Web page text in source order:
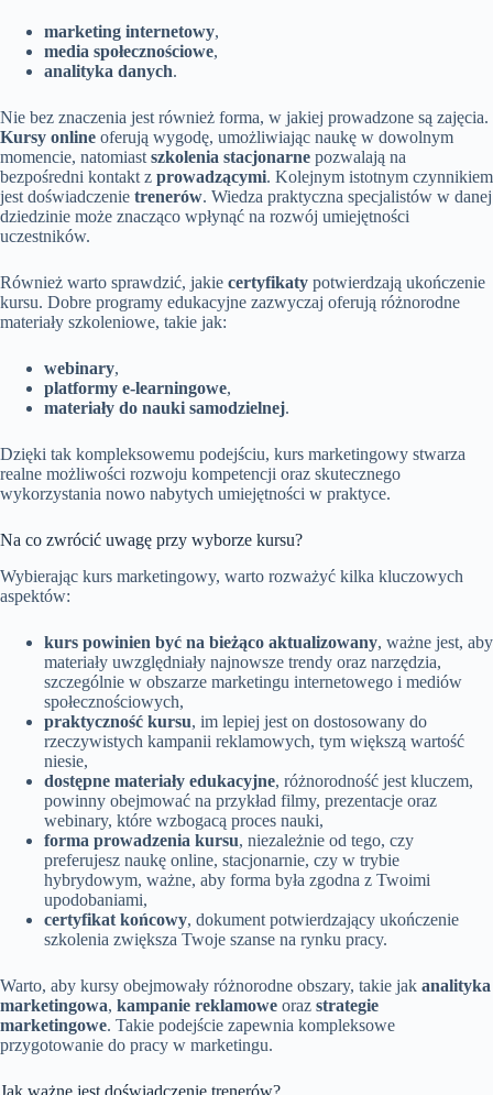
marketing internetowy,
media społecznościowe,
analityka danych.
Nie bez znaczenia jest również forma, w jakiej prowadzone są zajęcia.
Kursy online oferują wygodę, umożliwiając naukę w dowolnym
momencie, natomiast szkolenia stacjonarne pozwalają na
bezpośredni kontakt z prowadzącymi. Kolejnym istotnym czynnikiem
jest doświadczenie trenerów. Wiedza praktyczna specjalistów w danej
dziedzinie może znacząco wpłynąć na rozwój umiejętności
uczestników.
Również warto sprawdzić, jakie certyfikaty potwierdzają ukończenie
kursu. Dobre programy edukacyjne zazwyczaj oferują różnorodne
materiały szkoleniowe, takie jak:
webinary,
platformy e-learningowe,
materiały do nauki samodzielnej.
Dzięki tak kompleksowemu podejściu, kurs marketingowy stwarza
realne możliwości rozwoju kompetencji oraz skutecznego
wykorzystania nowo nabytych umiejętności w praktyce.
Na co zwrócić uwagę przy wyborze kursu?
Wybierając kurs marketingowy, warto rozważyć kilka kluczowych
aspektów:
kurs powinien być na bieżąco aktualizowany, ważne jest, aby
materiały uwzględniały najnowsze trendy oraz narzędzia,
szczególnie w obszarze marketingu internetowego i mediów
społecznościowych,
praktyczność kursu, im lepiej jest on dostosowany do
rzeczywistych kampanii reklamowych, tym większą wartość
niesie,
dostępne materiały edukacyjne, różnorodność jest kluczem,
powinny obejmować na przykład filmy, prezentacje oraz
webinary, które wzbogacą proces nauki,
forma prowadzenia kursu, niezależnie od tego, czy
preferujesz naukę online, stacjonarnie, czy w trybie
hybrydowym, ważne, aby forma była zgodna z Twoimi
upodobaniami,
certyfikat końcowy, dokument potwierdzający ukończenie
szkolenia zwiększa Twoje szanse na rynku pracy.
Warto, aby kursy obejmowały różnorodne obszary, takie jak analityka
marketingowa, kampanie reklamowe oraz strategie
marketingowe. Takie podejście zapewnia kompleksowe
przygotowanie do pracy w marketingu.
Jak ważne jest doświadczenie trenerów?